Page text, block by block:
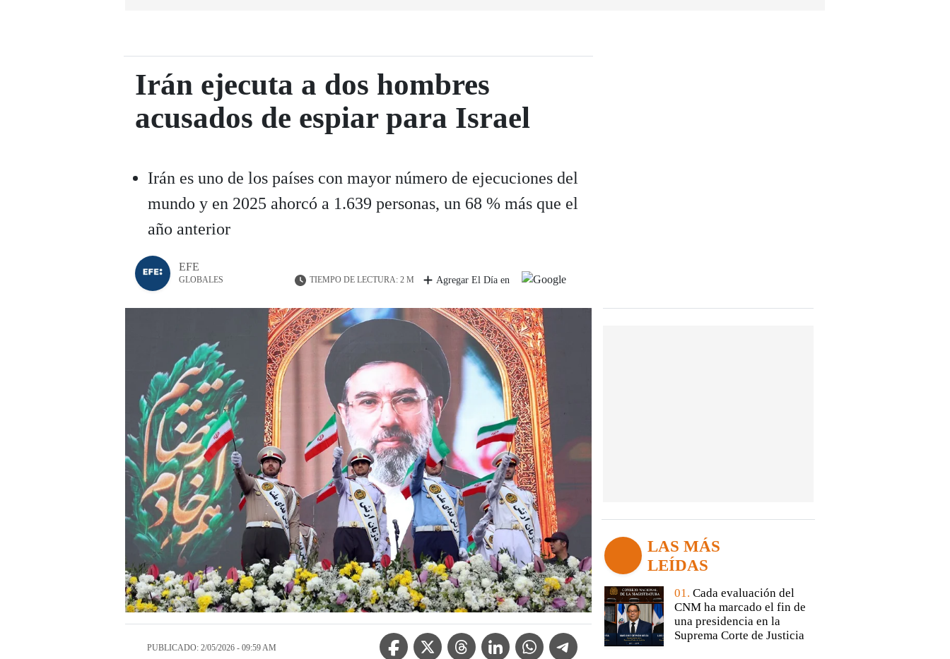
Irán ejecuta a dos hombres
acusados de espiar para Israel
Irán es uno de los países con mayor número de ejecuciones del
mundo y en 2025 ahorcó a 1.639 personas, un 68 % más que el
año anterior
EFE
GLOBALES TIEMPO DE LECTURA: 2 M Agregar El Día en
PUBLICADO: 2/05/2026 - 09:59 AM
Facebook IconTwitter IconThreads IconLinkedin IconWhatsApp IconTelegram Icon
LAS MÁS
LEÍDAS
01. Cada evaluación del
CNM ha marcado el fin de
una presidencia en la
Suprema Corte de Justicia